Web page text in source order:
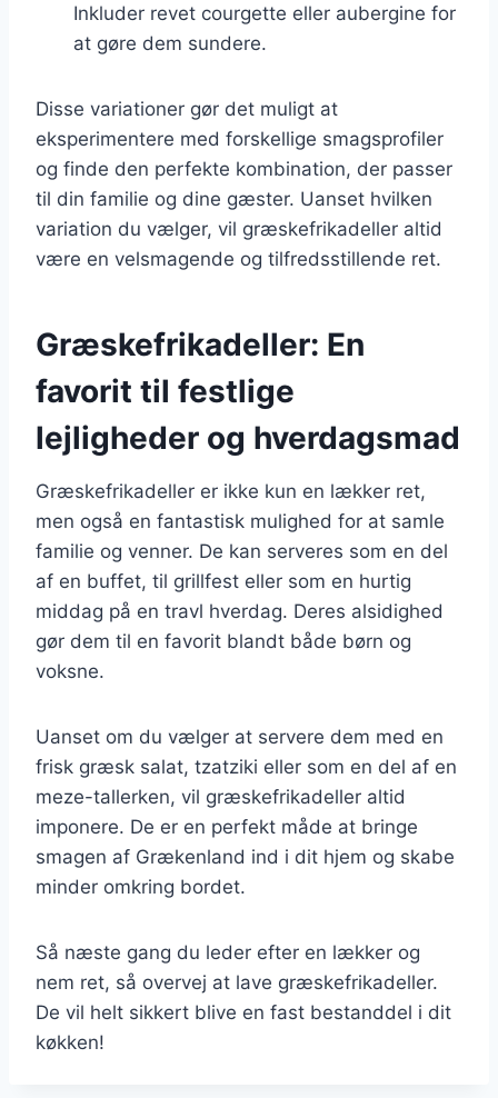
Inkluder revet courgette eller aubergine for
at gøre dem sundere.
Disse variationer gør det muligt at
eksperimentere med forskellige smagsprofiler
og finde den perfekte kombination, der passer
til din familie og dine gæster. Uanset hvilken
variation du vælger, vil græskefrikadeller altid
være en velsmagende og tilfredsstillende ret.
Græskefrikadeller: En
favorit til festlige
lejligheder og hverdagsmad
Græskefrikadeller er ikke kun en lækker ret,
men også en fantastisk mulighed for at samle
familie og venner. De kan serveres som en del
af en buffet, til grillfest eller som en hurtig
middag på en travl hverdag. Deres alsidighed
gør dem til en favorit blandt både børn og
voksne.
Uanset om du vælger at servere dem med en
frisk græsk salat, tzatziki eller som en del af en
meze-tallerken, vil græskefrikadeller altid
imponere. De er en perfekt måde at bringe
smagen af Grækenland ind i dit hjem og skabe
minder omkring bordet.
Så næste gang du leder efter en lækker og
nem ret, så overvej at lave græskefrikadeller.
De vil helt sikkert blive en fast bestanddel i dit
køkken!